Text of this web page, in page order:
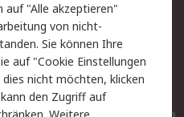
Datenschutz
Zahlungsbedingungen
Entsorgung
auf "Alle akzeptieren"
von nicht-
Sie können Ihre
auf "Cookie Einstellungen
nicht möchten, klicken
den Zugriff auf